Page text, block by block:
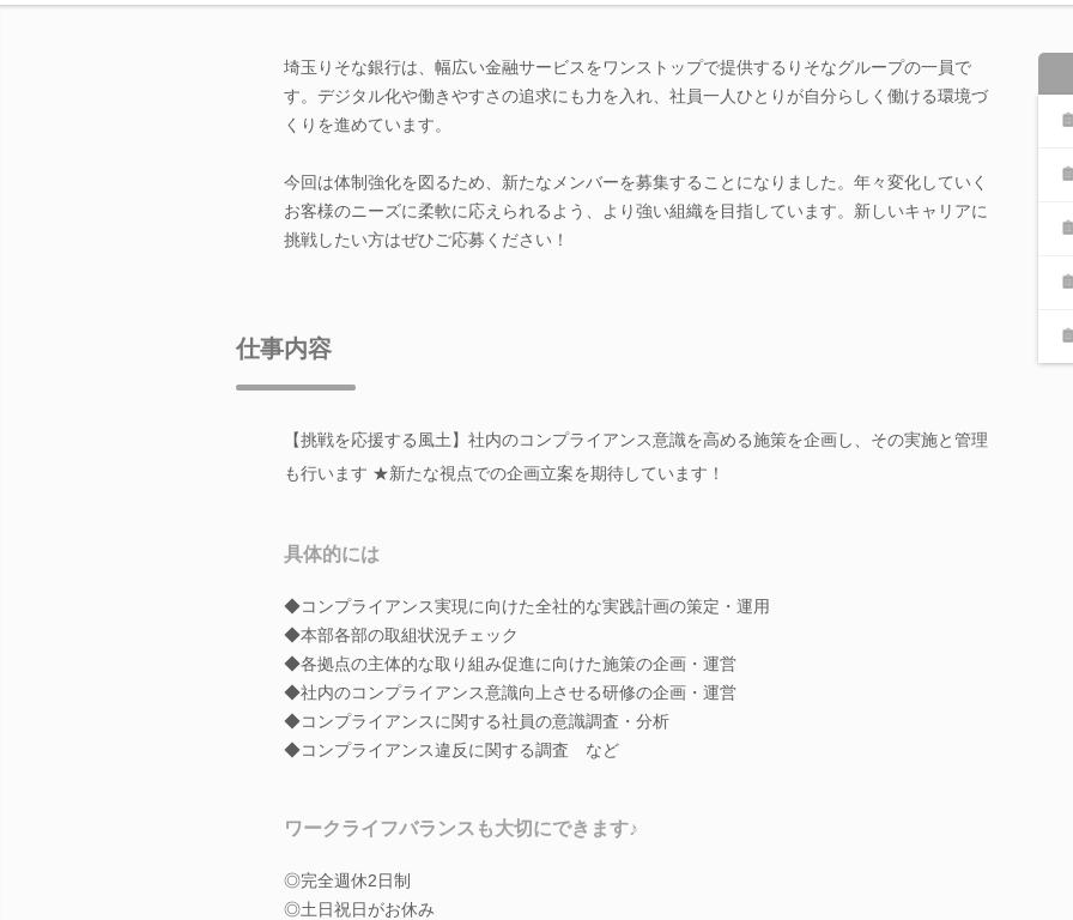
埼玉りそな銀行は、幅広い金融サービスをワンストップで提供するりそなグループの一員で
す。デジタル化や働きやすさの追求にも力を入れ、社員一人ひとりが自分らしく働ける環境づ
くりを進めています。
今回は体制強化を図るため、新たなメンバーを募集することになりました。年々変化していく
お客様のニーズに柔軟に応えられるよう、より強い組織を目指しています。新しいキャリアに
挑戦したい方はぜひご応募ください！
仕事内容
【挑戦を応援する風土】社内のコンプライアンス意識を高める施策を企画し、その実施と管理
も行います ★新たな視点での企画立案を期待しています！
具体的には
◆コンプライアンス実現に向けた全社的な実践計画の策定・運用
◆本部各部の取組状況チェック
◆各拠点の主体的な取り組み促進に向けた施策の企画・運営
◆社内のコンプライアンス意識向上させる研修の企画・運営
◆コンプライアンスに関する社員の意識調査・分析
◆コンプライアンス違反に関する調査 など
ワークライフバランスも大切にできます♪
◎完全週休2日制
◎土日祝日がお休み